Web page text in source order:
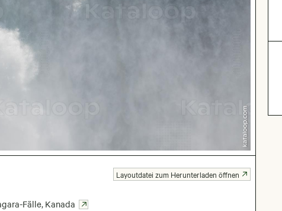
Fälle, Kanada
Layoutdatei zum Herunterladen öffnen